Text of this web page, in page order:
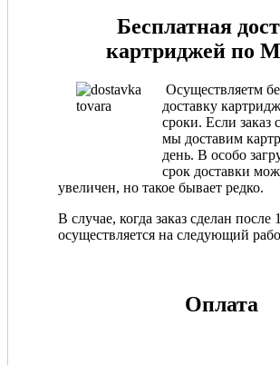
Бесплатная
картриджей по
Осуществляетм
доставку
сроки. Если заказ
мы доставим
день. В особо
срок доставки
увеличен, но такое бывает редко.
В случае, когда заказ сделан после
осуществляется на следующий
Оплата